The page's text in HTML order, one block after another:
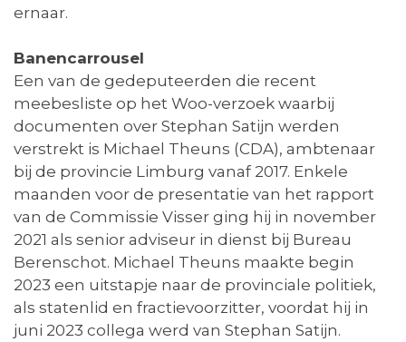
ernaar.
Banencarrousel
Een van de gedeputeerden die recent
meebesliste op het Woo-verzoek waarbij
documenten over Stephan Satijn werden
verstrekt is Michael Theuns (CDA), ambtenaar
bij de provincie Limburg vanaf 2017. Enkele
maanden voor de presentatie van het rapport
van de Commissie Visser ging hij in november
2021 als senior adviseur in dienst bij Bureau
Berenschot. Michael Theuns maakte begin
2023 een uitstapje naar de provinciale politiek,
als statenlid en fractievoorzitter, voordat hij in
juni 2023 collega werd van Stephan Satijn.